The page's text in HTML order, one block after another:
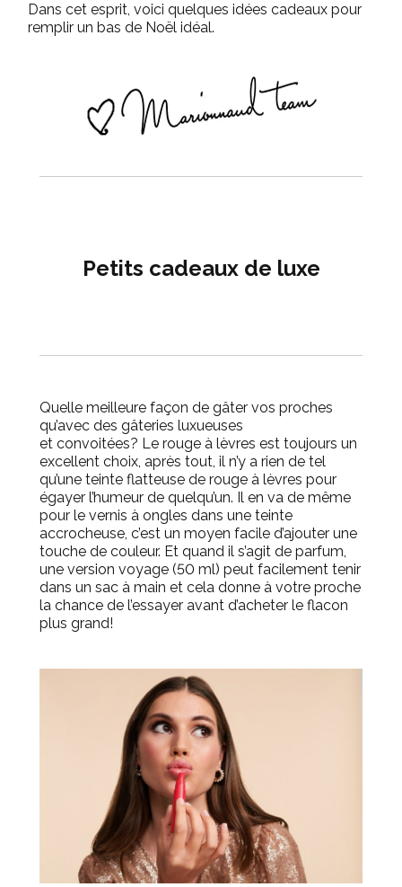
Dans cet esprit, voici quelques idées cadeaux pour
remplir un bas de Noël idéal.
Petits cadeaux de luxe
Quelle meilleure façon de gâter vos proches
qu’avec des gâteries luxueuses
et convoitées? Le rouge à lèvres est toujours un
excellent choix, après tout, il n’y a rien de tel
qu’une teinte flatteuse de rouge à lèvres pour
égayer l’humeur de quelqu’un. Il en va de même
pour le vernis à ongles dans une teinte
accrocheuse, c’est un moyen facile d’ajouter une
touche de couleur. Et quand il s’agit de parfum,
une version voyage (50 ml) peut facilement tenir
dans un sac à main et cela donne à votre proche
la chance de l’essayer avant d’acheter le flacon
plus grand!